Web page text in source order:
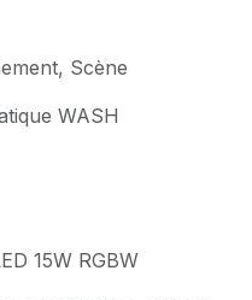
Scène
WASH
15W RGBW